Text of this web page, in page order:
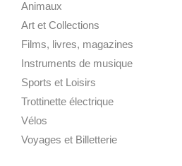
Animaux
Art et Collections
Films, livres, magazines
Instruments de musique
Sports et Loisirs
Trottinette électrique
Vélos
Voyages et Billetterie